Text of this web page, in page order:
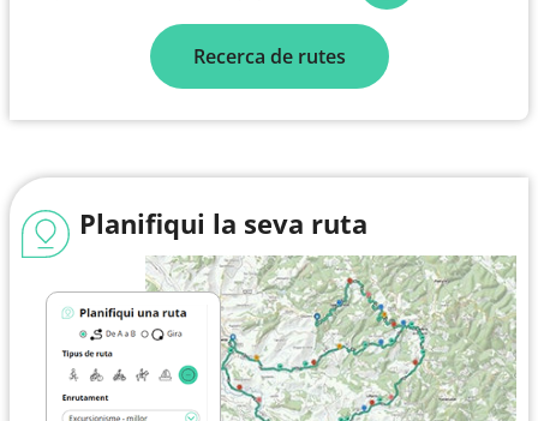
Recerca de rutes
Planifiqui la seva ruta